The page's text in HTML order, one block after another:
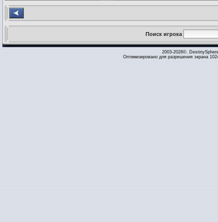
Поиск игрока
2003-2026©.
Оптимизировано для разрешения экрана